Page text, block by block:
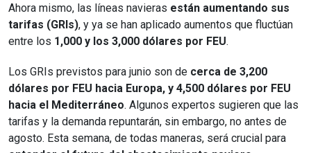
Ahora mismo, las líneas navieras están aumentando sus
tarifas (GRIs), y ya se han aplicado aumentos que fluctúan
entre los 1,000 y los 3,000 dólares por FEU.
Los GRIs previstos para junio son de cerca de 3,200
dólares por FEU hacia Europa, y 4,500 dólares por FEU
hacia el Mediterráneo. Algunos expertos sugieren que las
tarifas y la demanda repuntarán, sin embargo, no antes de
agosto. Esta semana, de todas maneras, será crucial para